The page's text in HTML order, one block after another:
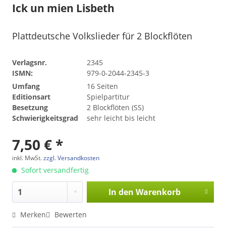
Ick un mien Lisbeth
Plattdeutsche Volkslieder für 2 Blockflöten
Verlagsnr.
2345
ISMN:
979-0-2044-2345-3
Umfang
16 Seiten
Editionsart
Spielpartitur
Besetzung
2 Blockflöten (SS)
Schwierigkeitsgrad
sehr leicht bis leicht
7,50 € *
inkl. MwSt.zzgl. Versandkosten
Sofort versandfertig
In den Warenkorb
Merken Bewerten